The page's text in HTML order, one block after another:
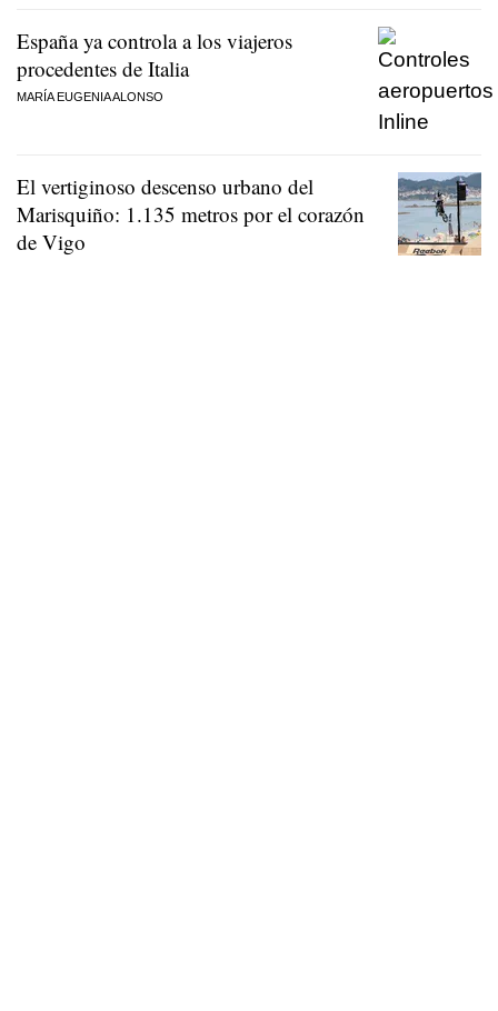
España ya controla a los viajeros
procedentes de Italia
MARÍA EUGENIA ALONSO
El vertiginoso descenso urbano del
Marisquiño: 1.135 metros por el corazón
de Vigo